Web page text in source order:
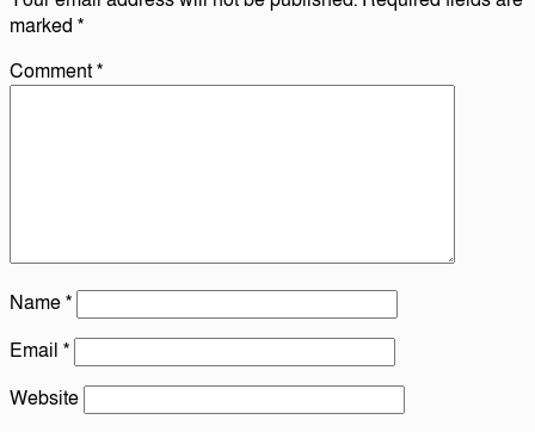
marked *
Comment*
Name*
Email *
Website